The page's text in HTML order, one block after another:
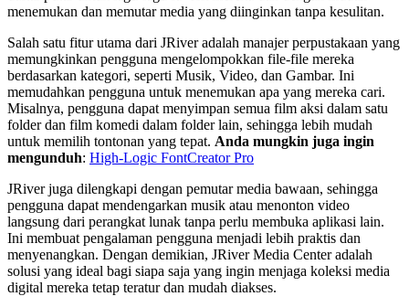
menemukan dan memutar media yang diinginkan tanpa kesulitan.
Salah satu fitur utama dari JRiver adalah manajer perpustakaan yang
memungkinkan pengguna mengelompokkan file-file mereka
berdasarkan kategori, seperti Musik, Video, dan Gambar. Ini
memudahkan pengguna untuk menemukan apa yang mereka cari.
Misalnya, pengguna dapat menyimpan semua film aksi dalam satu
folder dan film komedi dalam folder lain, sehingga lebih mudah
untuk memilih tontonan yang tepat. Anda mungkin juga ingin
mengunduh: High-Logic FontCreator Pro
JRiver juga dilengkapi dengan pemutar media bawaan, sehingga
pengguna dapat mendengarkan musik atau menonton video
langsung dari perangkat lunak tanpa perlu membuka aplikasi lain.
Ini membuat pengalaman pengguna menjadi lebih praktis dan
menyenangkan. Dengan demikian, JRiver Media Center adalah
solusi yang ideal bagi siapa saja yang ingin menjaga koleksi media
digital mereka tetap teratur dan mudah diakses.